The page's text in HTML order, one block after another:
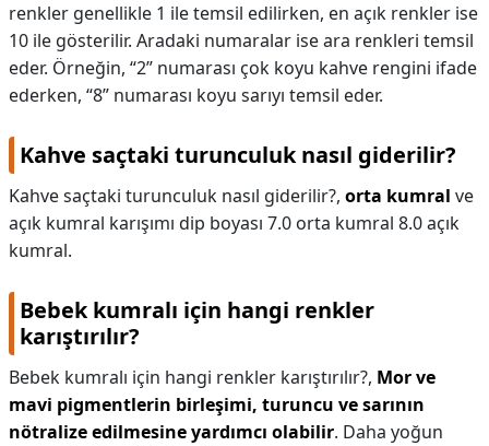
renkler genellikle 1 ile temsil edilirken, en açık renkler ise
10 ile gösterilir. Aradaki numaralar ise ara renkleri temsil
eder. Örneğin, “2” numarası çok koyu kahve rengini ifade
ederken, “8” numarası koyu sarıyı temsil eder.
Kahve saçtaki turunculuk nasıl giderilir?
Kahve saçtaki turunculuk nasıl giderilir?, orta kumral ve
açık kumral karışımı dip boyası 7.0 orta kumral 8.0 açık
kumral.
Bebek kumralı için hangi renkler
karıştırılır?
Bebek kumralı için hangi renkler karıştırılır?, Mor ve
mavi pigmentlerin birleşimi, turuncu ve sarının
nötralize edilmesine yardımcı olabilir. Daha yoğun